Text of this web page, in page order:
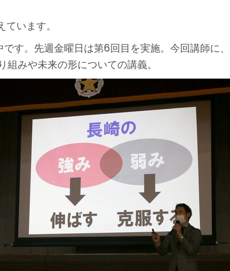
います。
す。先週金曜日は第6回目を実施。今回講師に
みや未来の形についての講義。